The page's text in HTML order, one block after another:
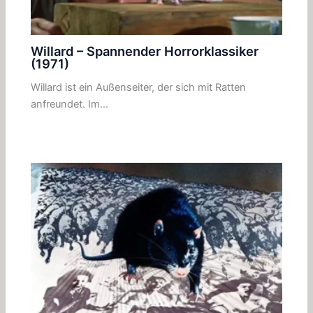
Willard – Spannender Horrorklassiker
(1971)
Willard ist ein Außenseiter, der sich mit Ratten
anfreundet. Im…